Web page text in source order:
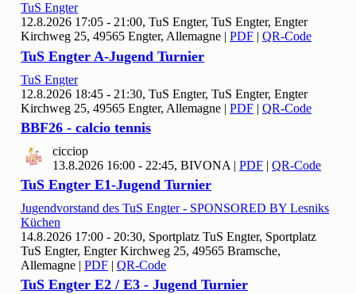
TuS Engter
12.8.2026 17:05 - 21:00, TuS Engter, TuS Engter, Engter
Kirchweg 25, 49565 Engter, Allemagne
PDF QR-Code
TuS Engter A-Jugend Turnier
TuS Engter
12.8.2026 18:45 - 21:30, TuS Engter, TuS Engter, Engter
Kirchweg 25, 49565 Engter, Allemagne | PDF | QR-Code
BBF26 - calcio tennis
cicciop
13.8.2026 16:00 - 22:45, BIVONA | PDF | QR-Code
TuS Engter E1-Jugend Turnier
Jugendvorstand des TuS Engter - SPONSORED BY Lesniks
Küchen
14.8.2026 17:00 - 20:30, Sportplatz TuS Engter, Sportplatz
TuS Engter, Engter Kirchweg 25, 49565 Bramsche,
Allemagne | PDF | QR-Code
TuS Engter E2 / E3 - Jugend Turnier